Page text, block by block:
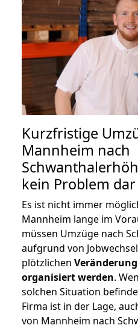
Kurzfristige
Mannheim nach
kein Problem dar
Es ist nicht immer
Mannheim lange im
müssen Umzüge nach
aufgrund von
plötzlichen
organisiert werden.
solchen Situation
Firma ist in der Lage,
von Mannheim nach